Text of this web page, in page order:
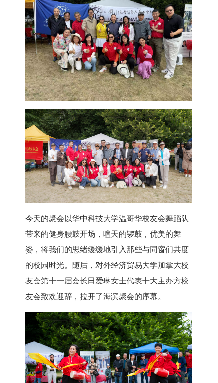
今天的聚会以华中科技大学温哥华校友会舞蹈队
带来的健身腰鼓开场，喧天的锣鼓，优美的舞
姿，将我们的思绪缓缓地引入那些与同窗们共度
的校园时光。随后，对外经济贸易大学加拿大校
友会第十一届会长田爱琳女士代表十大主办方校
友会致欢迎辞，拉开了海滨聚会的序幕。